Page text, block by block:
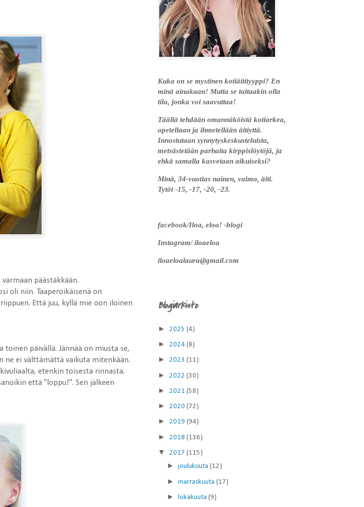
päästäkkään.
oli niin. Taaperoikäisenä on
Että juu, kyllä mie oon iloinen
toinen päivällä. Jännää on miusta se,
ne ei välttämättä vaikuta mitenkään.
etenkin toisesta rinnasta.
että "loppu!". Sen jälkeen
Kuka on se mystinen kotiäitityyppi? En
minä ainakaan! Mutta se taitaakin olla
tila, jonka voi saavuttaa!
Täällä tehdään omannäköistä kotiarkea,
opetellaan ja ihmetellään äitiyttä.
Innostutaan synnytyskeskusteluista,
metsästetään parhaita kirppislöytöjä, ja
ehkä samalla kasvetaan aikuiseksi?
Minä, 34-vuotias nainen, vaimo, äiti.
Tytöt -15, -17, -20, -23.
facebook/Iloa, eloa! -blogi
Instagram/ iloaeloa
iloaeloalaura@gmail.com
Blogiarkisto
► 2025 (4)
► 2024 (8)
► 2023 (11)
► 2022 (30)
► 2021 (58)
► 2020 (72)
► 2019 (94)
► 2018 (136)
▼ 2017 (115)
► joulukuuta (12)
► marraskuuta (17)
► lokakuuta (9)